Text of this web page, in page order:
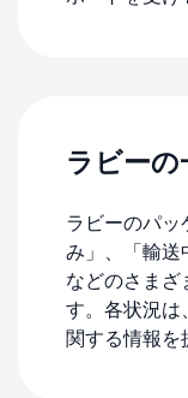
ラビー
ラビーのパ
み」、「輸送
などのさまざ
す。各状況は
関する情報を